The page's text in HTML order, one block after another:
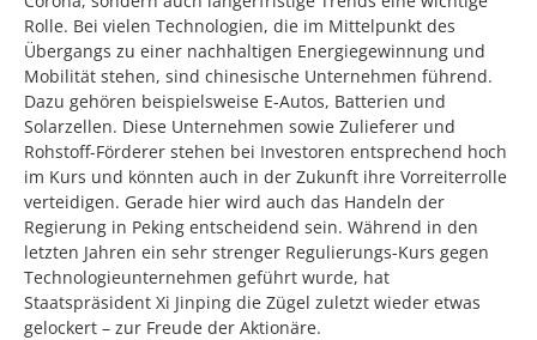
Rolle. Bei vielen Technologien, die im Mittelpunkt des
Übergangs zu einer nachhaltigen Energiegewinnung und
Mobilität stehen, sind chinesische Unternehmen führend.
Dazu gehören beispielsweise E-Autos, Batterien und
Solarzellen. Diese Unternehmen sowie Zulieferer und
Rohstoff-Förderer stehen bei Investoren entsprechend hoch
im Kurs und könnten auch in der Zukunft ihre Vorreiterrolle
verteidigen. Gerade hier wird auch das Handeln der
Regierung in Peking entscheidend sein. Während in den
letzten Jahren ein sehr strenger Regulierungs-Kurs gegen
Technologieunternehmen geführt wurde, hat
Staatspräsident Xi Jinping die Zügel zuletzt wieder etwas
gelockert – zur Freude der Aktionäre.